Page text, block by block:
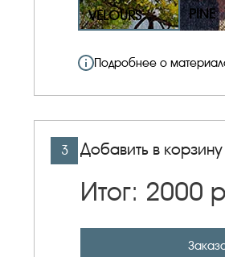
VELOURS PINE
Подробнее о
3 Добавить в корзину
Итог: 2000